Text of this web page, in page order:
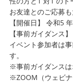
お友達とのご応募も
【開催日】 令和5
【事前ガイダンス
イベント参加者は
す。
※事前ガイダンスは
※ZOOM（ウェビ